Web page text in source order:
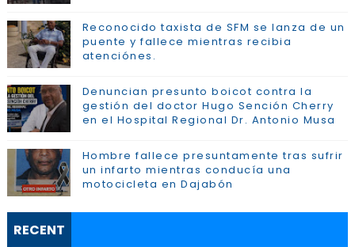
Reconocido taxista de SFM se lanza de un
puente y fallece mientras recibia
atenciónes.
Denuncian presunto boicot contra la
gestión del doctor Hugo Sención Cherry
en el Hospital Regional Dr. Antonio Musa
Hombre fallece presuntamente tras sufrir
un infarto mientras conducía una
motocicleta en Dajabón
RECENT